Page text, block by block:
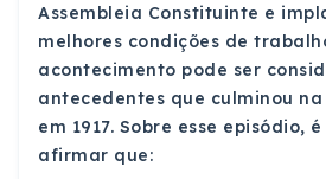
Assembleia Constituinte e
melhores condições de
acontecimento pode ser
antecedentes que culminou na
em 1917. Sobre esse episódio, é
afirmar que: